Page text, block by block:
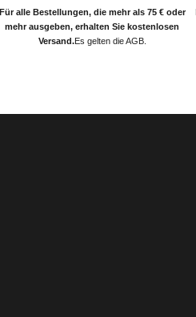
Für alle Bestellungen, die mehr als 75 € oder
mehr ausgeben, erhalten Sie kostenlosen
Versand.Es gelten die AGB.